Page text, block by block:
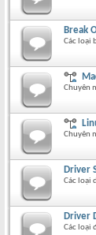
Break
Các loại
Chuyên
Chuyên
Driver
Các loại
Driver
Các loại